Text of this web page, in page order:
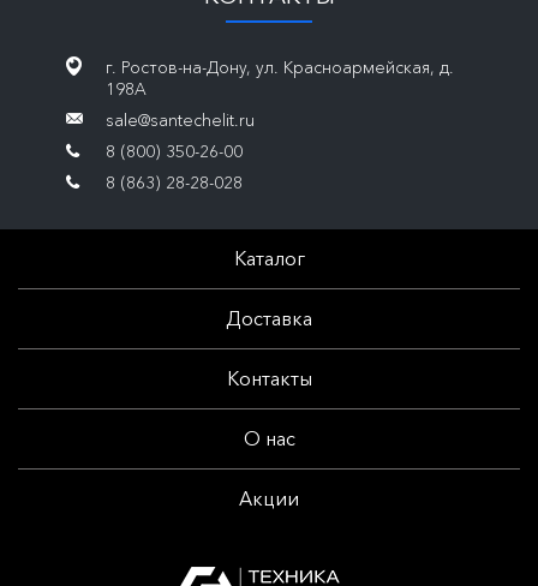
г. Ростов-на-Дону, ул. Красноармейская, д.
198А
sale@santechelit.ru
8 (800) 350-26-00
8 (863) 28-28-028
Каталог
Доставка
Контакты
О нас
Акции